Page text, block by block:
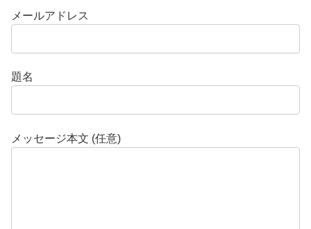
メールアドレス
題名
メッセージ本文 (任意)